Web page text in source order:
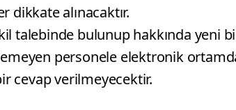
dikkate alınacaktır.
talebinde bulunup hakkında yeni
personele elektronik
cevap verilmeyecektir.